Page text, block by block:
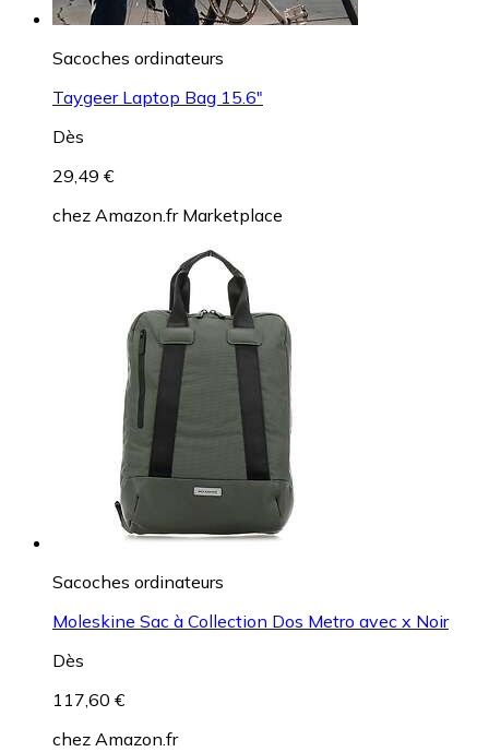
Sacoches ordinateurs
Taygeer Laptop Bag 15.6"
Dès
29,49 €
chez Amazon.fr Marketplace
Sacoches ordinateurs
Moleskine Sac à Collection Dos Metro avec x Noir
Dès
117,60 €
chez Amazon.fr